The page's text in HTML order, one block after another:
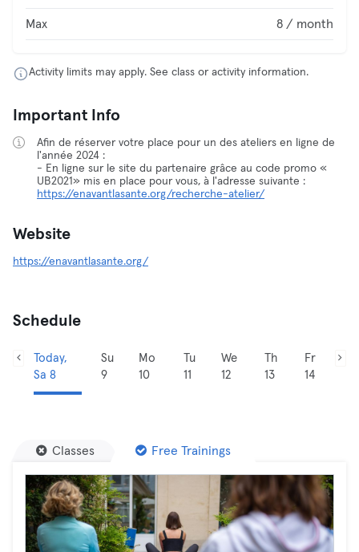
Max 8 / month
Activity limits may apply. See class or activity information.
Important Info
Afin de réserver votre place pour un des ateliers en ligne de
l'année 2024 :
- En ligne sur le site du partenaire grâce au code promo «
UB2021» mis en place pour vous, à l'adresse suivante :
https://enavantlasante.org/recherche-atelier/
Website
https://enavantlasante.org/
Schedule
Today,
Sa 8
Su
9
Mo
10
Tu
11
We
12
Th
13
Fr
14
Classes Free Trainings